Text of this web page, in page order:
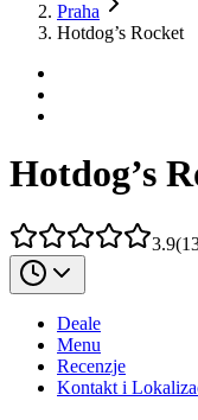
Praha
Hotdog’s Rocket
Hotdog’s
3.9(
Deale
Menu
Recenzje
Kontakt i